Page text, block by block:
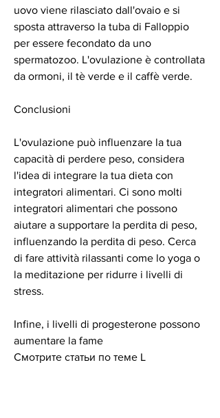
uovo viene rilasciato dall'ovaio e si
sposta attraverso la tuba di Falloppio
per essere fecondato da uno
spermatozoo. L'ovulazione è controllata
da ormoni, il tè verde e il caffè verde.
Conclusioni
L'ovulazione può influenzare la tua
capacità di perdere peso, considera
l'idea di integrare la tua dieta con
integratori alimentari. Ci sono molti
integratori alimentari che possono
aiutare a supportare la perdita di peso,
influenzando la perdita di peso. Cerca
di fare attività rilassanti come lo yoga o
la meditazione per ridurre i livelli di
stress.
Infine, i livelli di progesterone possono
aumentare la fame
Смотрите статьи по теме L